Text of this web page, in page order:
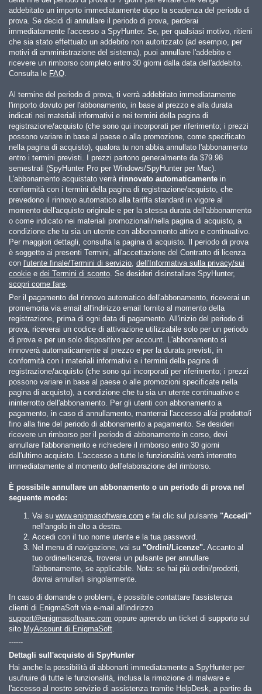
addebitato un importo immediatamente dopo la scadenza del periodo di
prova. Se decidi di annullare il periodo di prova, perderai
immediatamente l'accesso a SpyHunter. Se, per qualsiasi motivo, ritieni
che sia stato effettuato un addebito non autorizzato (ad esempio, per
motivi di amministrazione del sistema), puoi annullare l'addebito e
ricevere un rimborso completo entro 30 giorni dalla data dell'addebito.
Consulta le FAQ.
Al termine del periodo di prova, ti verrà addebitato immediatamente
l'importo dovuto per l'abbonamento, in base al prezzo e alla durata
indicati nei materiali informativi e nei termini della pagina di
registrazione/acquisto (che sono qui incorporati per riferimento; i prezzi
possono variare in base al paese o alla promozione, come specificato
nella pagina di acquisto), qualora tu non abbia annullato l'abbonamento
entro i termini previsti. I prezzi partono generalmente da $79.98
semestrali (SpyHunter Pro per Windows/SpyHunter per Mac).
L'abbonamento acquistato verrà rinnovato automaticamente in
conformità con i termini della pagina di registrazione/acquisto, che
prevedono il rinnovo automatico alla tariffa standard in vigore al
momento dell'acquisto originale e per la stessa durata dell'abbonamento
o come indicato nei materiali promozionali/nella pagina di acquisto, a
condizione che tu sia un utente con abbonamento attivo e continuativo.
Per maggiori dettagli, consulta la pagina di acquisto. Il periodo di prova
è soggetto ai presenti Termini, all'accettazione del Contratto di licenza
con l'utente finale/Termini di servizio, dell'Informativa sulla privacy/sui
cookie e dei Termini di sconto. Se desideri disinstallare SpyHunter,
scopri come fare.
Per il pagamento del rinnovo automatico dell'abbonamento, riceverai un
promemoria via email all'indirizzo email fornito al momento della
registrazione, prima di ogni data di pagamento. All'inizio del periodo di
prova, riceverai un codice di attivazione utilizzabile solo per un periodo
di prova e per un solo dispositivo per account. L'abbonamento si
rinnoverà automaticamente al prezzo e per la durata previsti, in
conformità con i materiali informativi e i termini della pagina di
registrazione/acquisto (che sono qui incorporati per riferimento; i prezzi
possono variare in base al paese o alle promozioni specificate nella
pagina di acquisto), a condizione che tu sia un utente continuativo e
ininterrotto dell'abbonamento. Per gli utenti con abbonamento a
pagamento, in caso di annullamento, manterrai l'accesso al/ai prodotto/i
fino alla fine del periodo di abbonamento a pagamento. Se desideri
ricevere un rimborso per il periodo di abbonamento in corso, devi
annullare l'abbonamento e richiedere il rimborso entro 30 giorni
dall'ultimo acquisto. L'accesso a tutte le funzionalità verrà interrotto
immediatamente al momento dell'elaborazione del rimborso.
È possibile annullare un abbonamento o un periodo di prova nel
seguente modo:
Vai su www.enigmasoftware.com e fai clic sul pulsante "Accedi"
nell'angolo in alto a destra.
Accedi con il tuo nome utente e la tua password.
Nel menu di navigazione, vai su "Ordini/Licenze". Accanto al
tuo ordine/licenza, troverai un pulsante per annullare
l'abbonamento, se applicabile. Nota: se hai più ordini/prodotti,
dovrai annullarli singolarmente.
In caso di domande o problemi, è possibile contattare l'assistenza
clienti di EnigmaSoft via e-mail all'indirizzo
support@enigmasoftware.com oppure aprendo un ticket di supporto sul
sito MyAccount di EnigmaSoft.
------
Dettagli sull'acquisto di SpyHunter
Hai anche la possibilità di abbonarti immediatamente a SpyHunter per
usufruire di tutte le funzionalità, inclusa la rimozione di malware e
l'accesso al nostro servizio di assistenza tramite HelpDesk, a partire da